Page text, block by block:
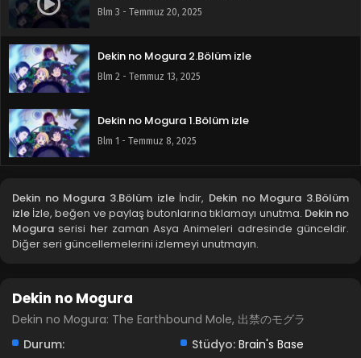
Blm 3 - Temmuz 20, 2025
Dekin no Mogura 2.Bölüm izle
Blm 2 - Temmuz 13, 2025
Dekin no Mogura 1.Bölüm izle
Blm 1 - Temmuz 8, 2025
Dekin no Mogura 3.Bölüm izleİndir, Dekin no Mogura 3.Bölüm
izle İzle, beğen ve paylaş butonlarına tıklamayı unutma. Dekin no
Mogura serisi her zaman Asya Animeleri adresinde günceldir.
Diğer seri güncellemelerini izlemeyi unutmayın.
Dekin no Mogura
Dekin no Mogura: The Earthbound Mole, 出禁のモグラ
Durum:
Stüdyo: Brain's Base